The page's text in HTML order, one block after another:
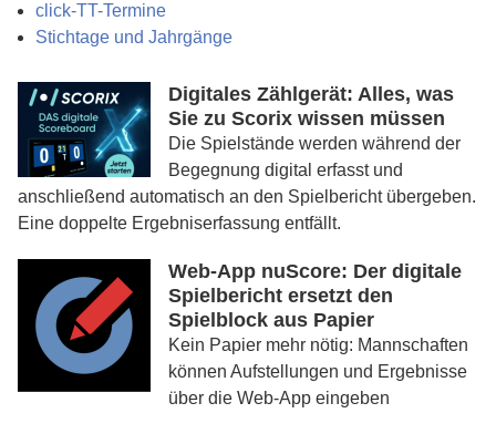
click-TT-Termine
Stichtage und Jahrgänge
Digitales Zählgerät: Alles, was
Sie zu Scorix wissen müssen
Die Spielstände werden während der
Begegnung digital erfasst und
anschließend automatisch an den Spielbericht übergeben.
Eine doppelte Ergebniserfassung entfällt.
Web-App nuScore: Der digitale
Spielbericht ersetzt den
Spielblock aus Papier
Kein Papier mehr nötig: Mannschaften
können Aufstellungen und Ergebnisse
über die Web-App eingeben